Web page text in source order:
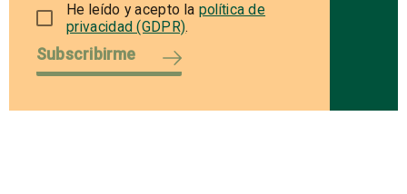
He leído y acepto la política de
privacidad (GDPR).
Subscribirme